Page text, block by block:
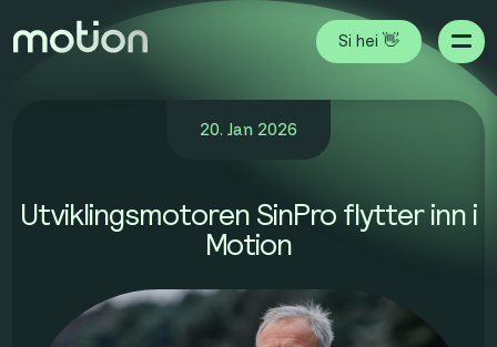
Si hei 👋
20. Jan 2026
Utviklingsmotoren SinPro flytter inn i
Motion